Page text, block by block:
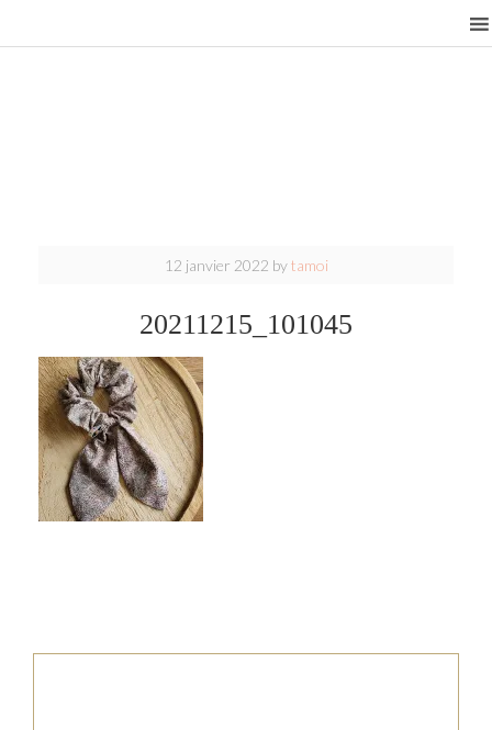
12 janvier 2022 bytamoi
20211215_101045